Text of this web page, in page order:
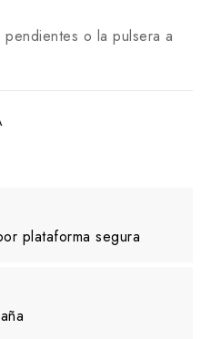
o la pulsera a
plataforma segura